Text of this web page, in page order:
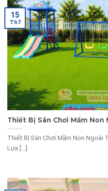
Thiết Bị Sân Chơi Mầm Non
Thiết Bị Sân Chơi Mầm Non Ngoài
Lựa [...]
15
Th7